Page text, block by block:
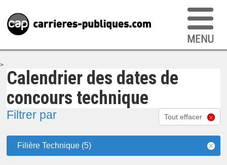
>
Calendrier des dates de
concours technique
Filtrer par Tout effacer
Filière Technique (5)